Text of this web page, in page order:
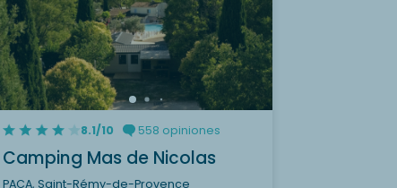
8.1/10 558 opiniones
Camping Mas de Nicolas
PACA, Saint-Rémy-de-Provence